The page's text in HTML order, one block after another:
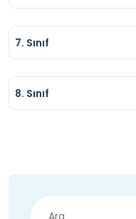
7. Sınıf
8. Sınıf